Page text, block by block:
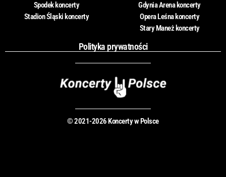
Spodek koncerty
Stadion Śląski koncerty
Gdynia Arena koncerty
Opera Leśna koncerty
Stary Maneż koncerty
Polityka prywatności
© 2021-2026 Koncerty w Polsce